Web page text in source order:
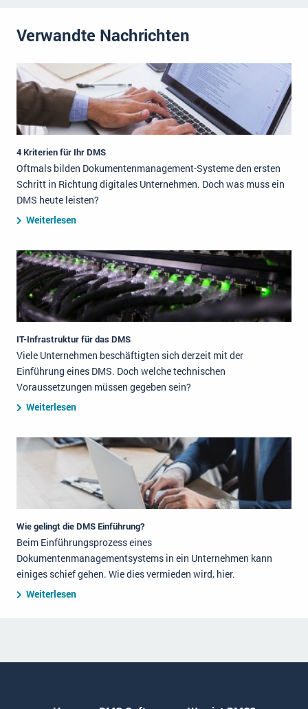
Verwandte Nachrichten
4 Kriterien für Ihr DMS
Oftmals bilden Dokumentenmanagement-Systeme den ersten
Schritt in Richtung digitales Unternehmen. Doch was muss ein
DMS heute leisten?
Weiterlesen
IT-Infrastruktur für das DMS
Viele Unternehmen beschäftigten sich derzeit mit der
Einführung eines DMS. Doch welche technischen
Voraussetzungen müssen gegeben sein?
Weiterlesen
Wie gelingt die DMS Einführung?
Beim Einführungsprozess eines
Dokumentenmanagementsystems in ein Unternehmen kann
einiges schief gehen. Wie dies vermieden wird, hier.
Weiterlesen